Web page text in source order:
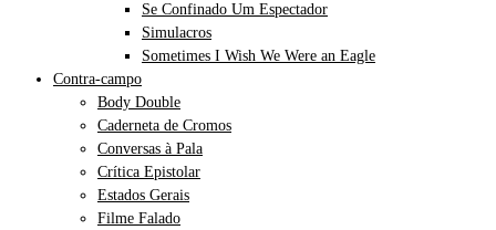
Se Confinado Um Espectador
Simulacros
Sometimes I Wish We Were an Eagle
Contra-campo
Body Double
Caderneta de Cromos
Conversas à Pala
Crítica Epistolar
Estados Gerais
Filme Falado